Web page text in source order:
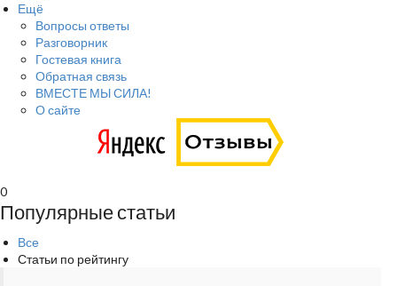
Ещё
Вопросы ответы
Разговорник
Гостевая книга
Обратная связь
ВМЕСТЕ МЫ СИЛА!
О сайте
0
Популярные статьи
Все
Статьи по рейтингу